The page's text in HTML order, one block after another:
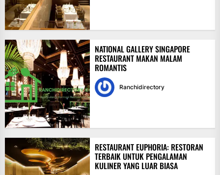
NATIONAL GALLERY SINGAPORE
RESTAURANT MAKAN MALAM
ROMANTIS
Ranchidirectory
RESTAURANT EUPHORIA: RESTORAN
TERBAIK UNTUK PENGALAMAN
KULINER YANG LUAR BIASA